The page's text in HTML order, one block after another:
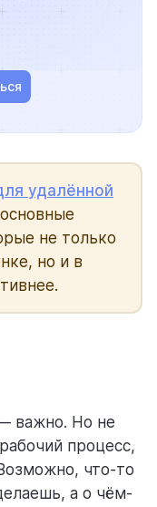
удалённой
не только
но и в
важно. Но не
процесс,
что-то
а о чём-